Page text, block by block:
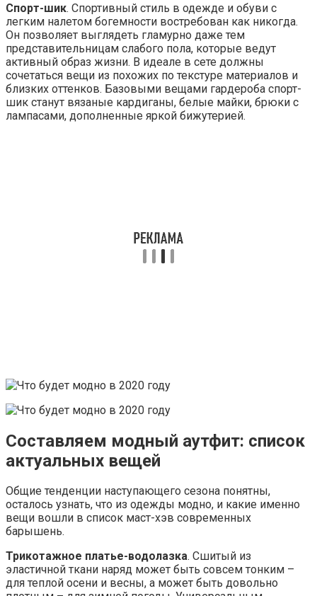
Спорт-шик. Спортивный стиль в одежде и обуви с
легким налетом богемности востребован как никогда.
Он позволяет выглядеть гламурно даже тем
представительницам слабого пола, которые ведут
активный образ жизни. В идеале в сете должны
сочетаться вещи из похожих по текстуре материалов и
близких оттенков. Базовыми вещами гардероба спорт-
шик станут вязаные кардиганы, белые майки, брюки с
лампасами, дополненные яркой бижутерией.
Составляем модный аутфит: список
актуальных вещей
Общие тенденции наступающего сезона понятны,
осталось узнать, что из одежды модно, и какие именно
вещи вошли в список маст-хэв современных
барышень.
Трикотажное платье-водолазка. Сшитый из
эластичной ткани наряд может быть совсем тонким –
для теплой осени и весны, а может быть довольно